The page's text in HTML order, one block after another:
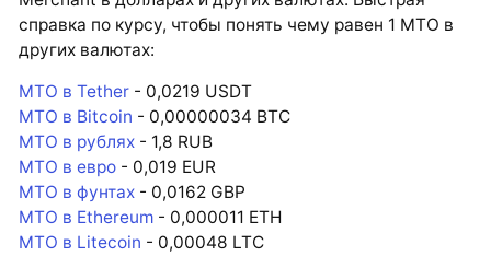
справка по курсу, чтобы понять чему равен 1 MTO в
других валютах:
MTO в Tether - 0,0219 USDT
MTO в Bitcoin - 0,00000034 BTC
MTO в рублях - 1,8 RUB
MTO в евро - 0,019 EUR
MTO в фунтах - 0,0162 GBP
MTO в Ethereum - 0,000011 ETH
MTO в Litecoin - 0,00048 LTC